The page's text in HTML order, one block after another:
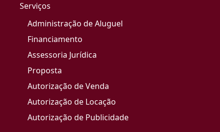
Serviços
Administração de Aluguel
Financiamento
Assessoria Jurídica
Proposta
Autorização de Venda
Autorização de Locação
Autorização de Publicidade